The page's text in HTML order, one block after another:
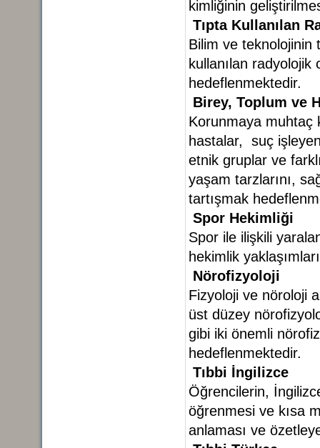
kimliğinin
Tıpta Kullanılan
Bilim ve teknolojinin
kullanılan radyolojik
hedeflenmektedir.
Birey, Toplum ve
Korunmaya muhtaç
hastalar, suç
etnik gruplar ve
yaşam tarzlarını,
tartışmak
Spor Hekimliği
Spor ile ilişkili
hekimlik
Nörofizyoloji
Fizyoloji ve nöroloji
üst düzey
gibi iki önemli
hedeflenmektedir.
Tıbbi İngilizce
Öğrencilerin,
öğrenmesi ve kısa
anlaması ve